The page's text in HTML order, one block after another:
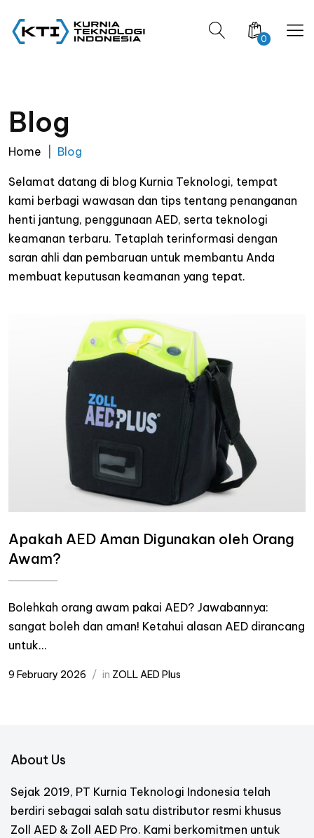
0
Blog
Home Blog
Selamat datang di blog Kurnia Teknologi, tempat
kami berbagi wawasan dan tips tentang penanganan
henti jantung, penggunaan AED, serta teknologi
keamanan terbaru. Tetaplah terinformasi dengan
saran ahli dan pembaruan untuk membantu Anda
membuat keputusan keamanan yang tepat.
Apakah AED Aman Digunakan oleh Orang
Awam?
Bolehkah orang awam pakai AED? Jawabannya:
sangat boleh dan aman! Ketahui alasan AED dirancang
untuk...
9 February 2026 in ZOLL AED Plus
About Us
Sejak 2019, PT Kurnia Teknologi Indonesia telah
berdiri sebagai salah satu distributor resmi khusus
Zoll AED & Zoll AED Pro. Kami berkomitmen untuk